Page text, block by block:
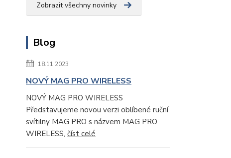
Zobrazit všechny novinky
Blog
18.11.2023
NOVÝ MAG PRO WIRELESS
NOVÝ MAG PRO WIRELESS
Představujeme novou verzi oblíbené ruční
svítilny MAG PRO s názvem MAG PRO
WIRELESS, číst celé